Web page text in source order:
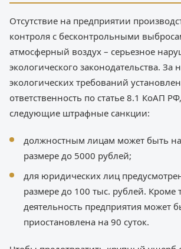
Отсутствие на предприятии
контроля с бесконтрольными
атмосферный воздух – серьезное
экологического законодательства. За
экологических требований
ответственность по статье 8.1 КоАП
следующие штрафные санкции:
должностным лицам может быть
размере до 5000 рублей;
для юридических лиц
размере до 100 тыс. рублей. Кроме
деятельность предприятия может
приостановлена на 90 суток.